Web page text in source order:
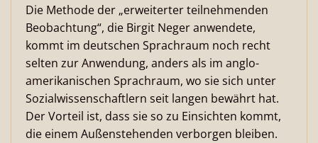
Die Methode der „erweiterter teilnehmenden
Beobachtung“, die Birgit Neger anwendete,
kommt im deutschen Sprachraum noch recht
selten zur Anwendung, anders als im anglo-
amerikanischen Sprachraum, wo sie sich unter
Sozialwissenschaftlern seit langen bewährt hat.
Der Vorteil ist, dass sie so zu Einsichten kommt,
die einem Außenstehenden verborgen bleiben.